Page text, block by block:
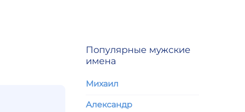
Популярные мужские
имена
Михаил
Александр